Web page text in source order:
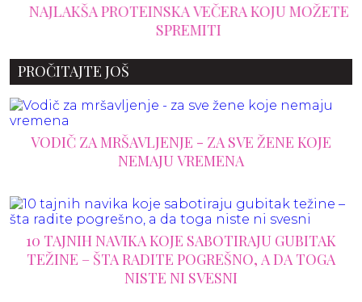
NAJLAKŠA PROTEINSKA VEČERA KOJU MOŽETE
SPREMITI
PROČITAJTE JOŠ
VODIČ ZA MRŠAVLJENJE - ZA SVE ŽENE KOJE
NEMAJU VREMENA
10 TAJNIH NAVIKA KOJE SABOTIRAJU GUBITAK
TEŽINE – ŠTA RADITE POGREŠNO, A DA TOGA
NISTE NI SVESNI